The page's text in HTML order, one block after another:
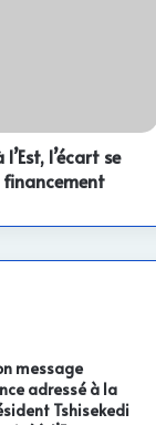
l’écart se
financement
message
adressé à la
Tshisekedi